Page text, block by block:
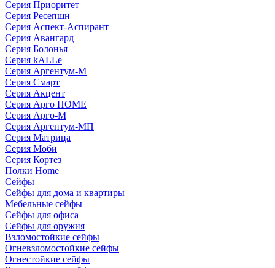
Серия Приоритет
Серия Ресепшн
Серия Аспект-Аспирант
Серия Авангард
Серия Болонья
Серия kALLe
Серия Аргентум-М
Серия Смарт
Серия Акцент
Серия Арго HOME
Серия Арго-М
Серия Аргентум-МП
Серия Матрица
Серия Моби
Серия Кортез
Полки Home
Сейфы
Сейфы для дома и квартиры
Мебельные сейфы
Сейфы для офиса
Сейфы для оружия
Взломостойкие сейфы
Огневзломостойкие сейфы
Огнестойкие сейфы